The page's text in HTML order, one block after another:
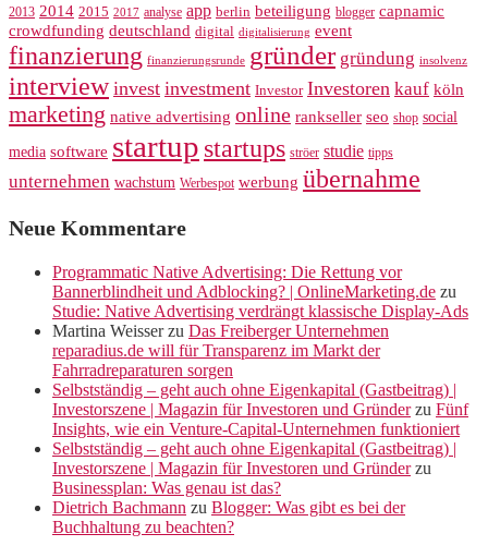
2013 2014 2015 2017 analyse app berlin beteiligung blogger capnamic
crowdfunding deutschland digital digitalisierung event
finanzierung finanzierungsrunde gründer gründung insolvenz
interview invest investment Investor Investoren kauf köln
marketing native advertising online rankseller seo shop social
media software startup startups ströer studie tipps
unternehmen wachstum Werbespot werbung übernahme
Neue Kommentare
Programmatic Native Advertising: Die Rettung vor
Bannerblindheit und Adblocking? | OnlineMarketing.de zu
Studie: Native Advertising verdrängt klassische Display-Ads
Martina Weisserzu Das Freiberger Unternehmen
reparadius.de will für Transparenz im Markt der
Fahrradreparaturen sorgen
Selbstständig – geht auch ohne Eigenkapital (Gastbeitrag) |
Investorszene | Magazin für Investoren und Gründerzu Fünf
Insights, wie ein Venture-Capital-Unternehmen funktioniert
Selbstständig – geht auch ohne Eigenkapital (Gastbeitrag) |
Investorszene | Magazin für Investoren und Gründerzu
Businessplan: Was genau ist das?
Dietrich Bachmann zu Blogger: Was gibt es bei der
Buchhaltung zu beachten?